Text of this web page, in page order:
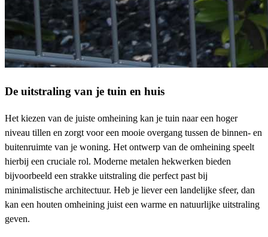
De uitstraling van je tuin en huis
Het kiezen van de juiste omheining kan je tuin naar een hoger
niveau tillen en zorgt voor een mooie overgang tussen de binnen- en
buitenruimte van je woning. Het ontwerp van de omheining speelt
hierbij een cruciale rol. Moderne metalen hekwerken bieden
bijvoorbeeld een strakke uitstraling die perfect past bij
minimalistische architectuur. Heb je liever een landelijke sfeer, dan
kan een houten omheining juist een warme en natuurlijke uitstraling
geven.